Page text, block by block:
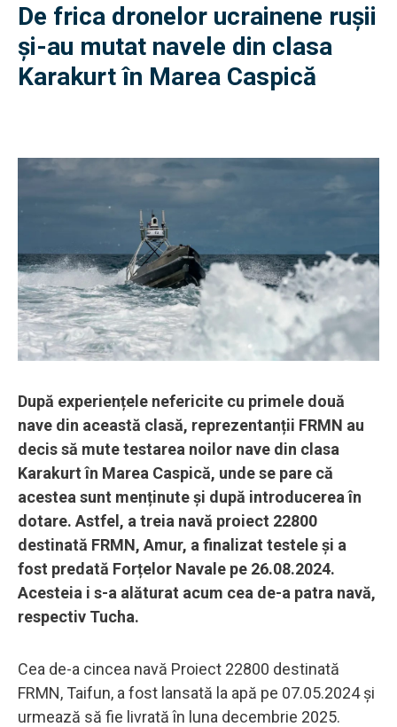
De frica dronelor ucrainene rușii
și-au mutat navele din clasa
Karakurt în Marea Caspică
După experiențele nefericite cu primele două
nave din această clasă, reprezentanții FRMN au
decis să mute testarea noilor nave din clasa
Karakurt în Marea Caspică, unde se pare că
acestea sunt menținute și după introducerea în
dotare. Astfel, a treia navă proiect 22800
destinată FRMN, Amur, a finalizat testele și a
fost predată Forțelor Navale pe 26.08.2024.
Acesteia i s-a alăturat acum cea de-a patra navă,
respectiv Tucha.
Cea de-a cincea navă Proiect 22800 destinată
FRMN, Taifun, a fost lansată la apă pe 07.05.2024 și
urmează să fie livrată în luna decembrie 2025.